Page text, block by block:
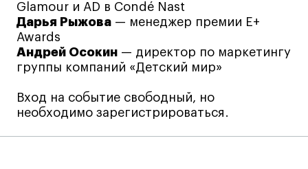
Долгосрочные
Все программы
О школе
Новости
Glamour и AD в Condé Nast
Дарья Рыжова — менеджер премии E+
Awards
Андрей Осокин — директор по маркетингу
группы компаний «Детский мир»
Вход на событие свободный, но
необходимо зарегистрироваться.